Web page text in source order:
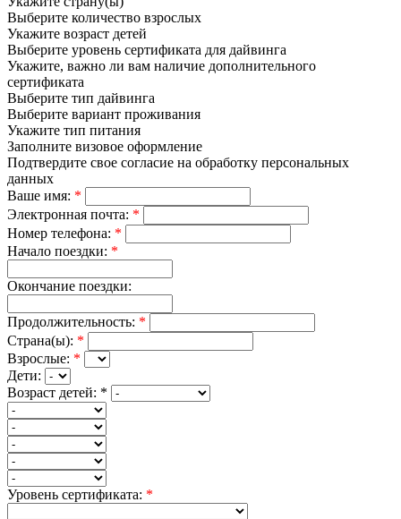
Выберите количество взрослых
Укажите возраст детей
Выберите уровень сертификата для дайвинга
Укажите, важно ли вам наличие дополнительного
сертификата
Выберите тип дайвинга
Выберите вариант проживания
Укажите тип питания
Заполните визовое оформление
Подтвердите свое согласие на обработку персональных
данных
Ваше имя: *
Электронная почта: *
Номер телефона: *
Начало поездки: *
Окончание поездки:
Продолжительность: *
Страна(ы): *
Взрослые: *
Дети:
Возраст детей: *
Уровень сертификата: *